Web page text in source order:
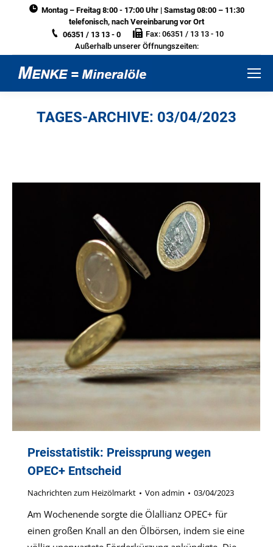
Montag – Freitag 8:00 - 17:00 Uhr | Samstag 08:00 – 11:30
telefonisch, nach Vereinbarung vor Ort
06351 / 13 13 - 0
Fax: 06351 / 13 13 - 10
Außerhalb unserer Öffnungszeiten:
TAGES-ARCHIVE: 03/04/2023
Preisstatistik: Preissprung wegen
OPEC+ Entscheid
Nachrichten zum Heizölmarkt Von admin 03/04/2023
Am Wochenende sorgte die Ölallianz OPEC+ für
einen großen Knall an den Ölbörsen, indem sie eine